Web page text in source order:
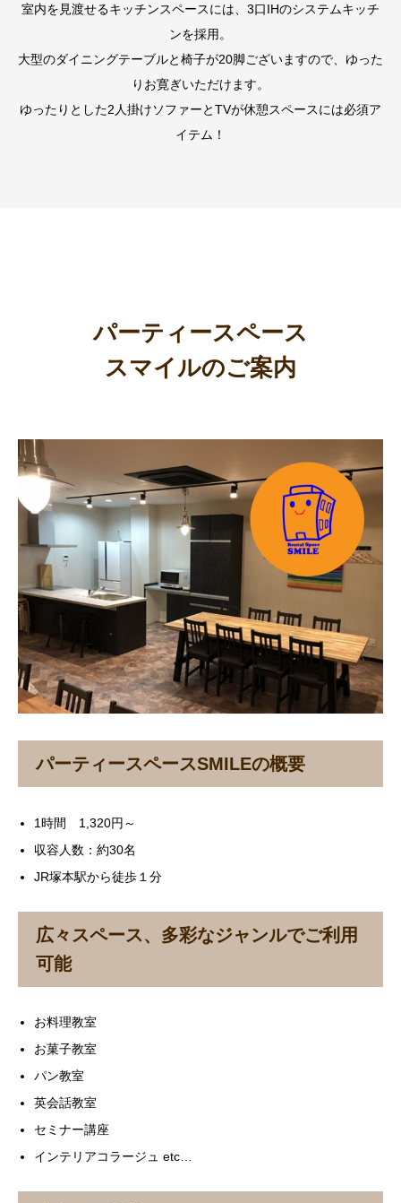
室内を見渡せるキッチンスペースには、3口IHのシステムキッチ
ンを採用。
大型のダイニングテーブルと椅子が20脚ございますので、ゆった
りお寛ぎいただけます。
ゆったりとした2人掛けソファーとTVが休憩スペースには必須ア
イテム！
パーティースペース
スマイルのご案内
パーティースペースSMILEの概要
1時間 1,320円～
収容人数：約30名
JR塚本駅から徒歩１分
広々スペース、多彩なジャンルでご利用
可能
お料理教室
お菓子教室
パン教室
英会話教室
セミナー講座
インテリアコラージュ etc…